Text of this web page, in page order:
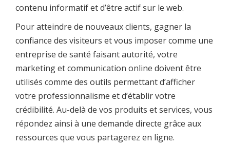
contenu informatif et d’être actif sur le web.
Pour atteindre de nouveaux clients, gagner la
confiance des visiteurs et vous imposer comme une
entreprise de santé faisant autorité, votre
marketing et communication online doivent être
utilisés comme des outils permettant d’afficher
votre professionnalisme et d’établir votre
crédibilité. Au-delà de vos produits et services, vous
répondez ainsi à une demande directe grâce aux
ressources que vous partagerez en ligne.